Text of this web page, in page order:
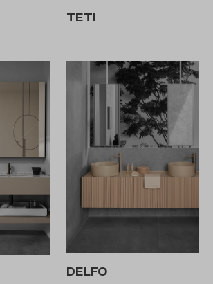
TETI
DELFO